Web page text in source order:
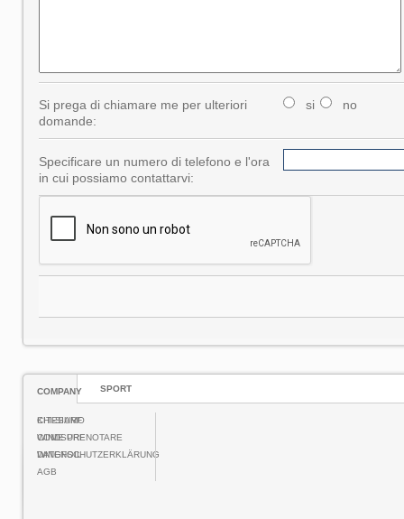
Si prega di chiamare me per ulteriori
domande:
si no
Specificare un numero di telefono e l'ora
in cui possiamo contattarvi:
COMPANY
CHI-SIAMO
COME PRENOTARE
DATENSCHUTZERKLÄRUNG
AGB
SPORT
KITESURF
WINDSURF
WINGFOIL